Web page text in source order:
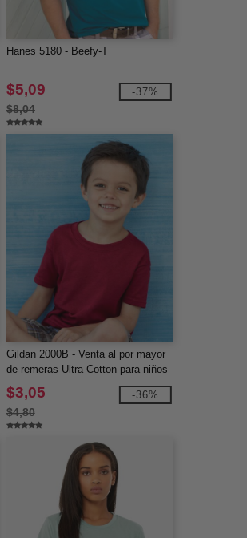
Hanes 5180 - Beefy-T
$5,09
$8,04
-37%
Gildan 2000B - Venta al por mayor
de remeras Ultra Cotton para niños
$3,05
$4,80
-36%